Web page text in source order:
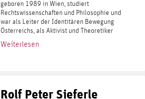
geboren 1989 in Wien, studiert
Rechtswissenschaften und Philosophie und
war als Leiter der Identitären Bewegung
Österreichs, als Aktivist und Theoretiker
einer ihrer bekanntesten Köpfe. Die
strategische Ausrichtung der IB an der...
Weiterlesen
Rolf Peter Sieferle